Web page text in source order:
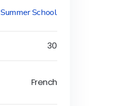
Summer School
30
French